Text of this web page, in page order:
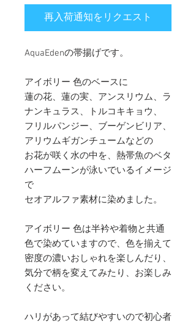
再入荷通知をリクエスト
AquaEdenの帯揚げです。
アイボリー 色のベースに
蓮の花、蓮の実、アンスリウム、ラ
ナンキュラス、トルコキキョウ、
フリルパンジー、ブーゲンビリア、
アリウムギガンチュームなどの
お花が咲く水の中を、熱帯魚のベタ
ハーフムーンが泳いでいるイメージ
で
セオアルファ素材に染めました。
アイボリー 色は半衿や着物と共通
色で染めていますので、色を揃えて
密度の濃いおしゃれを楽しんだり、
気分で柄を変えてみたり、お楽しみ
ください。
ハリがあって結びやすいので初心者